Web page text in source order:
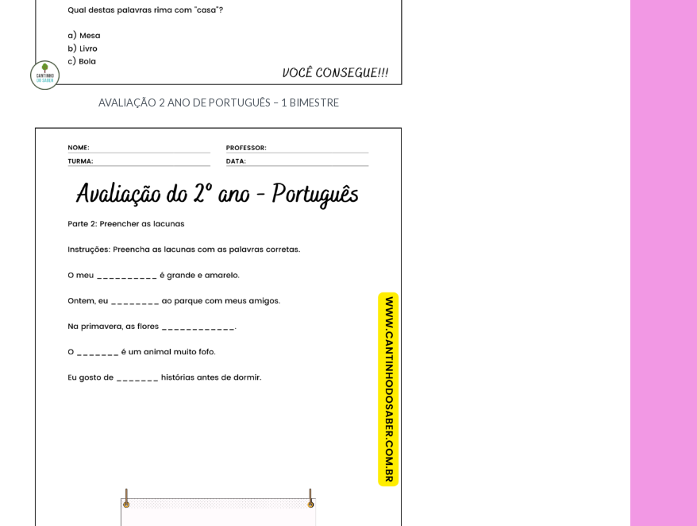
AVALIAÇÃO 2 ANO DE PORTUGUÊS – 1 BIMESTRE